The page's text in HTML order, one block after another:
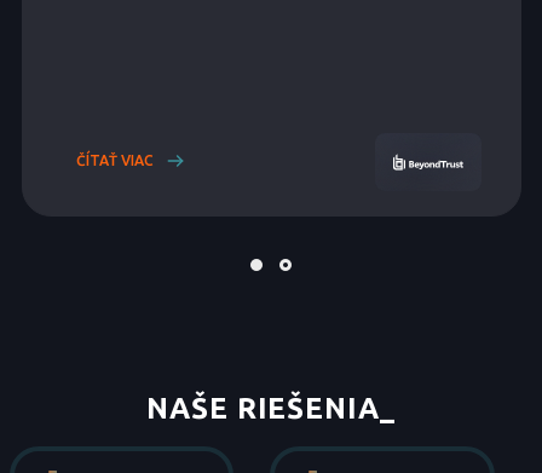
ČÍTAŤ VIAC
NAŠE RIEŠENIA